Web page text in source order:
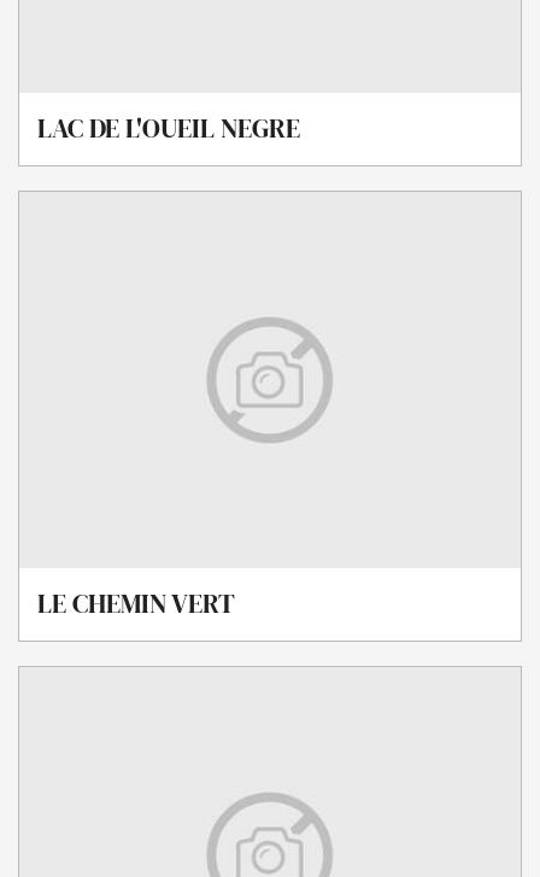
LAC DE L'OUEIL NEGRE
LE CHEMIN VERT